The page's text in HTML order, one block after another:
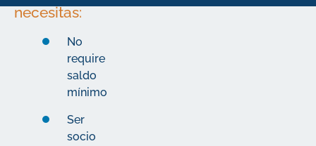
necesitas:
No
require
saldo
mínimo
Ser
socio